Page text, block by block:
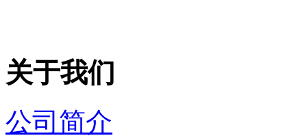
关于我们
公司简介